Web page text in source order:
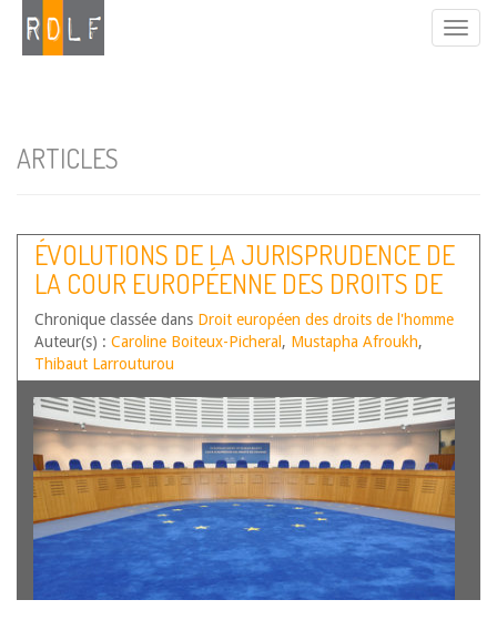
ARTICLES
ÉVOLUTIONS DE LA JURISPRUDENCE DE
LA COUR EUROPÉENNE DES DROITS DE
L’HOMME – SECOND SEMESTRE 2025
Chronique classée dans Droit européen des droits de l'homme
Auteur(s) : Caroline Boiteux-Picheral , Mustapha Afroukh,
Thibaut Larrouturou